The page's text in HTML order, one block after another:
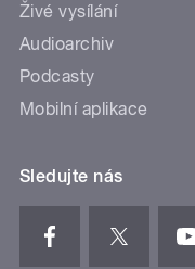
Živé vysílání
Audioarchiv
Podcasty
Mobilní aplikace
Sledujte nás